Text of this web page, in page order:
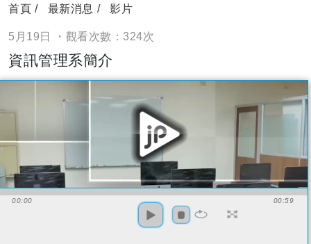
首頁 最新消息 影片
5月19日 ・觀看次數：324次
資訊管理系簡介
00:00 00:59